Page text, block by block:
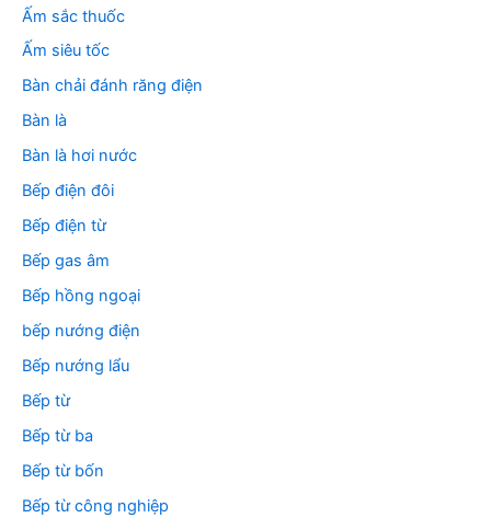
m
Ấm sắc thuốc
Ấm siêu tốc
Bàn chải đánh răng điện
Bàn là
Bàn là hơi nước
Bếp điện đôi
Bếp điện từ
Bếp gas âm
Bếp hồng ngoại
bếp nướng điện
Bếp nướng lẩu
Bếp từ
Bếp từ ba
Bếp từ bốn
Bếp từ công nghiệp